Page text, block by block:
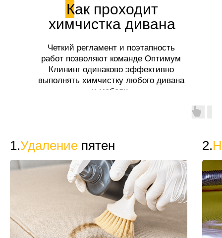
Как проходит
химчистка дивана
Четкий регламент и поэтапность
работ позволяют команде Оптимум
Клининг одинаково эффективно
выполнять химчистку любого дивана
и мебели.
1.Удаление пятен 2.